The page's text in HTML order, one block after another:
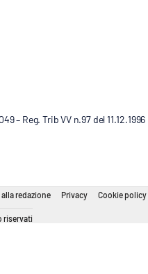
– Reg. Trib VV n.97 del 11.12.1996
redazione Privacy Cookie policy
riservati